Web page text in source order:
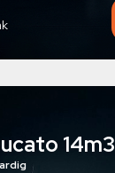
14m3